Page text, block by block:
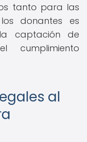
tanto para las
donantes es
captación de
cumplimiento
al